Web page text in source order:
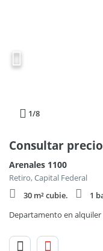
1/8
Consultar precio
Arenales 1100
Retiro, Capital Federal
30 m² cubie.
1
Departamento en